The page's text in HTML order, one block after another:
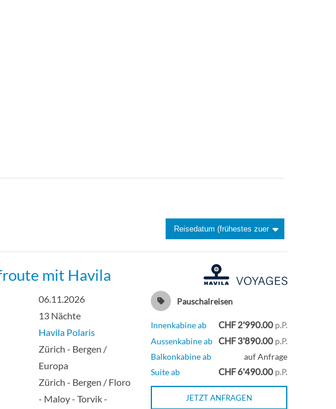
mit Havila
06.11.2026
13 Nächte
Havila Polaris
Zürich - Bergen /
Europa
Zürich - Bergen / Floro
- Maloy - Torvik -
Pauschalreisen
Innenkabine ab CHF 2'990.00 p.P.
Aussenkabine ab CHF 3'890.00 p.P.
Balkonkabine ab
auf Anfrage
Suite ab
CHF 6'490.00 p.P.
JETZT ANFRAGEN